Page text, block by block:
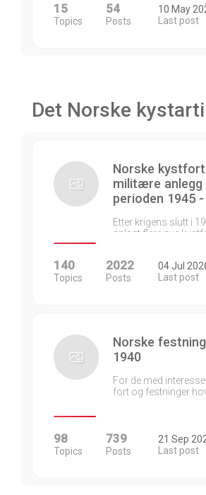
15
Topics
54
Posts
10 May
Last post
Det Norske
Norske
militære anlegg
perioden 1945
Etter krigens slutt i
anlagt flere nye
140
Topics
2022
Posts
04 Jul
Last post
Norske
1940
For de med
fort og festninger
98
Topics
739
Posts
21 Sep
Last post